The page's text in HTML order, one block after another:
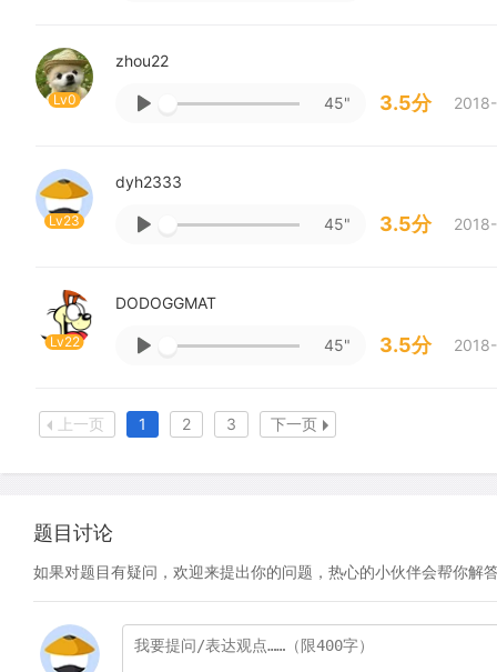
Lv0
zhou22
45" 3.5分
Lv23
dyh2333
45" 3.5分
Lv22
DODOGGMAT
45" 3.5分
上一页 1 2 3 下一页
题目讨论
如果对题目有疑问，欢迎来提出你的问题，热心的小伙伴会帮你解